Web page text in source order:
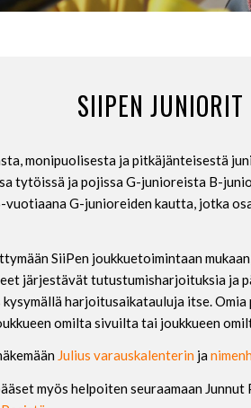
SIIPEN JUNIORIT
monipuolisesta ja pitkäjänteisestä
tytöissä ja pojissa G-junioreista B-
vuotiaana G-junioreiden kautta, jotka
SiiPen joukkuetoimintaan
järjestävät tutustumisharjoituksia ja
harjoitusaikatauluja itse.
omilta sivuilta tai joukkueen
Julius varauskalenterin ja
myös helpoiten seuraamaan